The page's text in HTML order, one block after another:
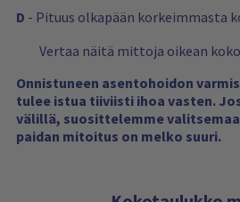
D - Pituus olkapään korkeimmasta
Vertaa näitä mittoja oikean
Onnistuneen asentohoidon
tulee istua tiiviisti ihoa vasten.
välillä, suosittelemme
paidan mitoitus on melko suuri.